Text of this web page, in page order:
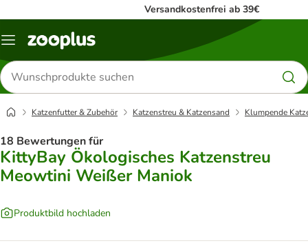
Versandkostenfrei ab 39€
Menü
Produkte
suchen
Katzenfutter & Zubehör Katzenstreu & Katzensand Klumpende
18 Bewertungen für
KittyBay Ökologisches Katzenstreu
Meowtini Weißer Maniok
Produktbild hochladen